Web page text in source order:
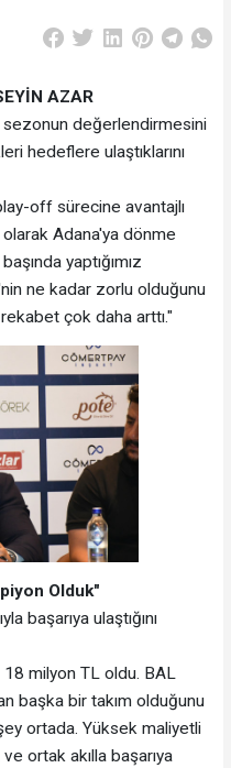
AZAR
değerlendirmesini
hedeflere ulaştıklarını
off sürecine avantajlı
Adana'ya dönme
yaptığımız
ne kadar zorlu olduğunu
çok daha arttı."
Olduk"
başarıya ulaştığını
milyon TL oldu. BAL
başka bir takım olduğunu
ortada. Yüksek maliyetli
ortak akılla başarıya